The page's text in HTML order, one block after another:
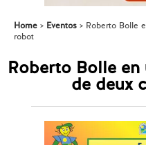
Home Eventos
Roberto Bolle
robot
Roberto Bolle
de deux